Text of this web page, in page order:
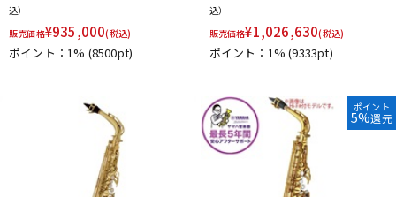
込）
販売価格¥935,000(税込)
ポイント：1% (8500pt)
込）
販売価格¥1,026,630(税込)
ポイント：1%(9333pt)
ポイント
5%還元